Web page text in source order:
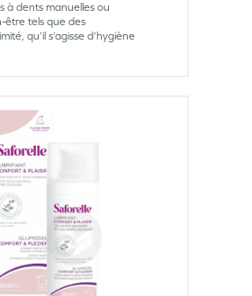
à dents manuelles ou
être tels que des
qu’il s’agisse d’hygiène